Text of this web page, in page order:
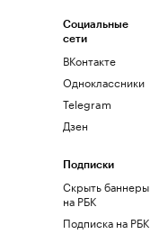
Социальные
сети
ВКонтакте
Одноклассники
Telegram
Дзен
Подписки
Скрыть баннеры
на РБК
Подписка на РБК